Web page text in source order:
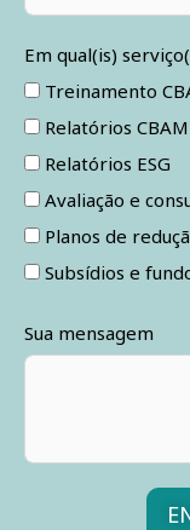
Em qual(is)
Treinamento
Relatórios CBAM
Relatórios ESG
Avaliação e
Planos de
Subsídios e
Sua mensagem